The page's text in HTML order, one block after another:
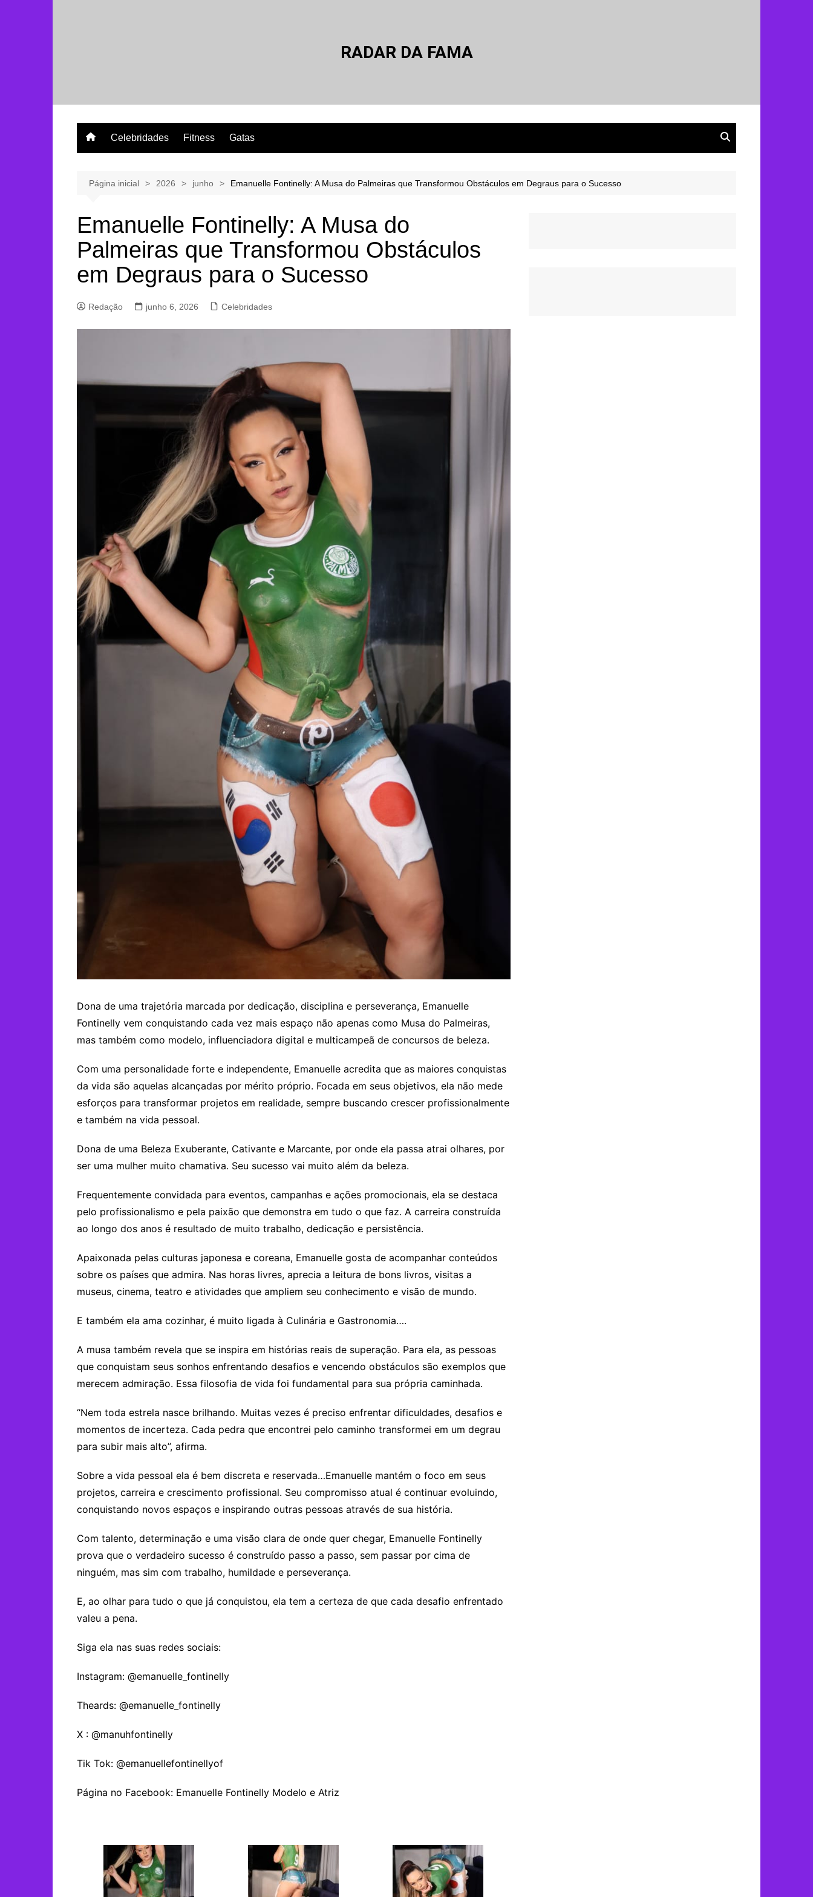
RADAR DA FAMA
Celebridades Fitness Gatas
Página inicial 2026 junho Emanuelle Fontinelly: A Musa do Palmeiras que Transformou Obstáculos em Degraus para o Sucesso
Emanuelle Fontinelly: A Musa do
Palmeiras que Transformou Obstáculos
em Degraus para o Sucesso
Redação junho 6, 2026 Celebridades
Dona de uma trajetória marcada por dedicação, disciplina e perseverança, Emanuelle
Fontinelly vem conquistando cada vez mais espaço não apenas como Musa do Palmeiras,
mas também como modelo, influenciadora digital e multicampeã de concursos de beleza.
Com uma personalidade forte e independente, Emanuelle acredita que as maiores conquistas
da vida são aquelas alcançadas por mérito próprio. Focada em seus objetivos, ela não mede
esforços para transformar projetos em realidade, sempre buscando crescer profissionalmente
e também na vida pessoal.
Dona de uma Beleza Exuberante, Cativante e Marcante, por onde ela passa atrai olhares, por
ser uma mulher muito chamativa. Seu sucesso vai muito além da beleza.
Frequentemente convidada para eventos, campanhas e ações promocionais, ela se destaca
pelo profissionalismo e pela paixão que demonstra em tudo o que faz. A carreira construída
ao longo dos anos é resultado de muito trabalho, dedicação e persistência.
Apaixonada pelas culturas japonesa e coreana, Emanuelle gosta de acompanhar conteúdos
sobre os países que admira. Nas horas livres, aprecia a leitura de bons livros, visitas a
museus, cinema, teatro e atividades que ampliem seu conhecimento e visão de mundo.
E também ela ama cozinhar, é muito ligada à Culinária e Gastronomia….
A musa também revela que se inspira em histórias reais de superação. Para ela, as pessoas
que conquistam seus sonhos enfrentando desafios e vencendo obstáculos são exemplos que
merecem admiração. Essa filosofia de vida foi fundamental para sua própria caminhada.
“Nem toda estrela nasce brilhando. Muitas vezes é preciso enfrentar dificuldades, desafios e
momentos de incerteza. Cada pedra que encontrei pelo caminho transformei em um degrau
para subir mais alto”, afirma.
Sobre a vida pessoal ela é bem discreta e reservada…Emanuelle mantém o foco em seus
projetos, carreira e crescimento profissional. Seu compromisso atual é continuar evoluindo,
conquistando novos espaços e inspirando outras pessoas através de sua história.
Com talento, determinação e uma visão clara de onde quer chegar, Emanuelle Fontinelly
prova que o verdadeiro sucesso é construído passo a passo, sem passar por cima de
ninguém, mas sim com trabalho, humildade e perseverança.
E, ao olhar para tudo o que já conquistou, ela tem a certeza de que cada desafio enfrentado
valeu a pena.
Siga ela nas suas redes sociais:
Instagram: @emanuelle_fontinelly
Theards: @emanuelle_fontinelly
X : @manuhfontinelly
Tik Tok: @emanuellefontinellyof
Página no Facebook: Emanuelle Fontinelly Modelo e Atriz